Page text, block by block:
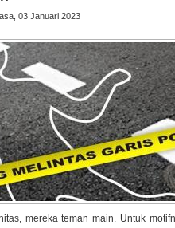
03 Januari 2023
mereka teman main. Untuk